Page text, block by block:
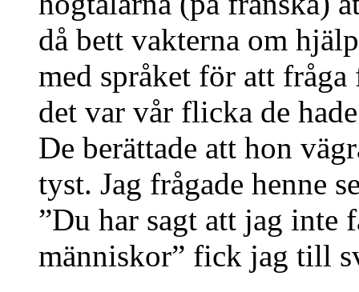
då bett vakterna om
med språket för att
det var vår flicka de
De berättade att hon
tyst. Jag frågade henne
”Du har sagt att jag inte
människor” fick jag till